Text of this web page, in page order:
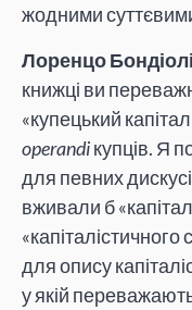
жодними
Лоренцо
книжці ви
«купецький
operandiкупців. Я
для певних
вживали б
для опису
у якій переважають